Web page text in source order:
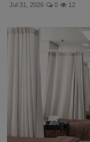
Jul 31, 2026 0 12